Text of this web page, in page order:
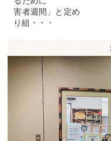
害者週間」と
り組・・・